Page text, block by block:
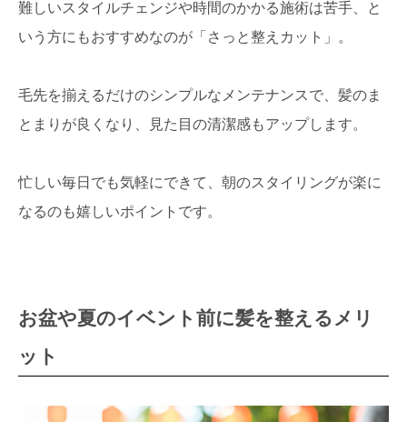
難しいスタイルチェンジや時間のかかる施術は苦手、と
いう方にもおすすめなのが「さっと整えカット」。
毛先を揃えるだけのシンプルなメンテナンスで、髪のま
とまりが良くなり、見た目の清潔感もアップします。
忙しい毎日でも気軽にできて、朝のスタイリングが楽に
なるのも嬉しいポイントです。
お盆や夏のイベント前に髪を整えるメリ
ット